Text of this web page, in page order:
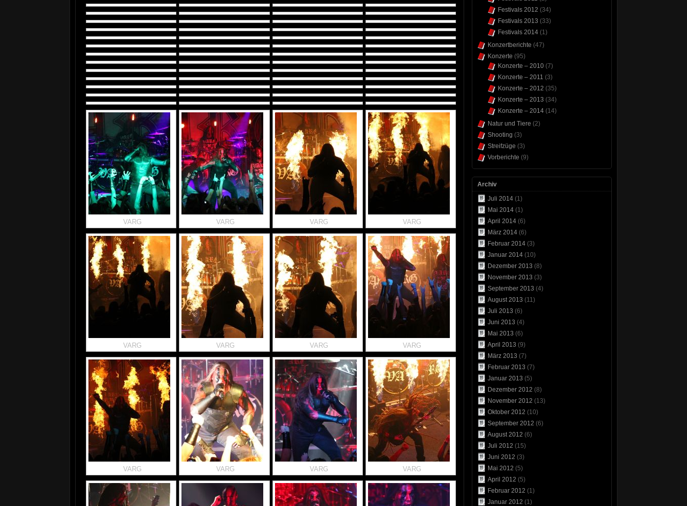
VARG VARG VARG VARG
VARG VARG VARG VARG
VARG VARG VARG VARG
Festivals 2012 (34)
Festivals 2013 (33)
Festivals 2014 (1)
Konzertberichte (47)
Konzerte (95)
Konzerte – 2010 (7)
Konzerte – 2011 (3)
Konzerte – 2012 (35)
Konzerte – 2013 (34)
Konzerte – 2014 (14)
Natur und Tiere (2)
Shooting (3)
Streifzüge (3)
Vorberichte (9)
Archiv
Juli 2014 (1)
Mai 2014 (1)
April 2014 (6)
März 2014 (6)
Februar 2014 (3)
Januar 2014 (10)
Dezember 2013 (8)
November 2013 (3)
September 2013 (4)
August 2013 (11)
Juli 2013 (6)
Juni 2013 (4)
Mai 2013 (6)
April 2013 (9)
März 2013 (7)
Februar 2013 (7)
Januar 2013 (5)
Dezember 2012 (8)
November 2012 (13)
Oktober 2012 (10)
September 2012 (6)
August 2012 (6)
Juli 2012 (15)
Juni 2012 (3)
Mai 2012 (5)
April 2012 (5)
Februar 2012 (1)
Januar 2012 (1)